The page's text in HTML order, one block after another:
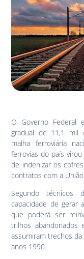
O Governo Federal
gradual de 11,1 mil
malha ferroviária
ferrovias do país
de indenizar os
contratos com a
Segundo técnicos
capacidade de gerar
que poderá ser
trilhos
assumiram trechos
anos 1990.